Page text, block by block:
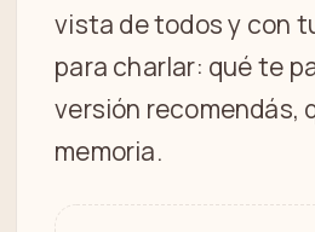
vista de todos y con
para charlar: qué te
versión recomendás,
memoria.